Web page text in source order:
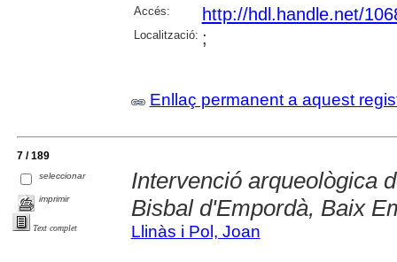
Accés: http://hdl.handle.net/
Localització: ;
Enllaç permanent a aquest
7 / 189
seleccionar
imprimir
Text complet
Intervenció arqueològica
Bisbal d'Empordà, Baix
Llinàs i Pol, Joan